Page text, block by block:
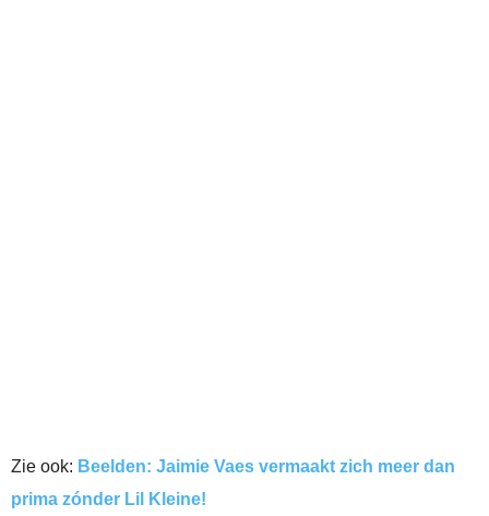
Zie ook: Beelden: Jaimie Vaes vermaakt zich meer dan
prima zónder Lil Kleine!